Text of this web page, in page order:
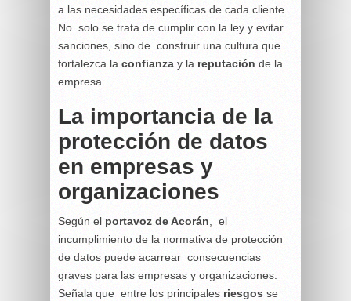
a las necesidades específicas de cada cliente.
No solo se trata de cumplir con la ley y evitar
sanciones, sino de construir una cultura que
fortalezca la confianza y la reputación de la
empresa.
La importancia de la
protección de datos
en empresas y
organizaciones
Según el portavoz de Acorán, el
incumplimiento de la normativa de protección
de datos puede acarrear consecuencias
graves para las empresas y organizaciones.
Señala que entre los principales riesgos se